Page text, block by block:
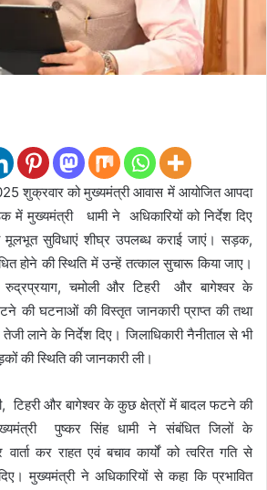
शुक्रवार को मुख्यमंत्री आवास में आयोजित आपदा
में मुख्यमंत्री धामी ने अधिकारियों को निर्देश दिए
मूलभूत सुविधाएं शीघ्र उपलब्ध कराई जाएं। सड़क,
होने की स्थिति में उन्हें तत्काल सुचारू किया जाए।
रुद्रप्रयाग, चमोली और टिहरी और बागेश्वर के
की घटनाओं की विस्तृत जानकारी प्राप्त की तथा
तेजी लाने के निर्देश दिए। जिलाधिकारी नैनीताल से भी
की स्थिति की जानकारी ली।
टिहरी और बागेश्वर के कुछ क्षेत्रों में बादल फटने की
पुष्कर सिंह धामी ने संबंधित जिलों के
कर राहत एवं बचाव कार्यों को त्वरित गति से
मुख्यमंत्री ने अधिकारियों से कहा कि प्रभावित